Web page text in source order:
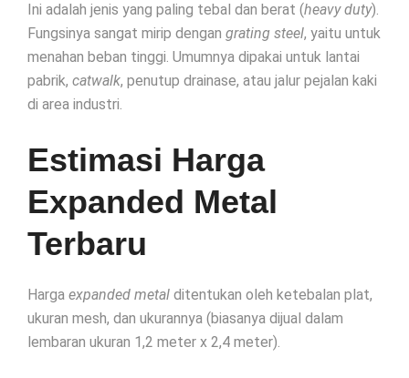
Ini adalah jenis yang paling tebal dan berat (heavy duty).
Fungsinya sangat mirip dengan grating steel, yaitu untuk
menahan beban tinggi. Umumnya dipakai untuk lantai
pabrik, catwalk, penutup drainase, atau jalur pejalan kaki
di area industri.
Estimasi Harga
Expanded Metal
Terbaru
Harga expanded metal ditentukan oleh ketebalan plat,
ukuran mesh, dan ukurannya (biasanya dijual dalam
lembaran ukuran 1,2 meter x 2,4 meter).